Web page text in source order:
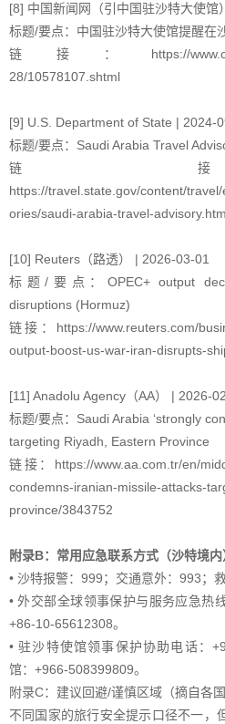
[8] 中国新闻网（引中国驻沙特大使馆
标题/要点：中国驻沙特大使馆提醒在
链接：https://
28/10578107.shtml
[9] U.S. Department of State | 2024-
标题/要点：Saudi Arabia Travel
链
https://travel.state.gov/content/
ories/saudi-arabia-travel-
[10] Reuters（路透） | 2026-03-01
标题/要点：OPEC+ output
disruptions (Hormuz)
链接：https://www.reuters.com/
output-boost-us-war-iran-disrupts-
[11] Anadolu Agency（AA） | 2026-
标题/要点：Saudi Arabia ‘strongly
targeting Riyadh, Eastern Province
链接：https://www.aa.com.tr/en/
condemns-iranian-missile-attacks-
province/3843752
附录B：常用应急联系方式（沙特境内
• 沙特报警：999；交通意外：993；
• 外交部全球领事保护与服务应急热
+86-10-65612308。
• 驻沙特使馆领事保护协助电话：
馆：+966-508399809。
附录C：建议回避/谨慎区域（摘自各
不同国家的旅行安全提示口径不一，